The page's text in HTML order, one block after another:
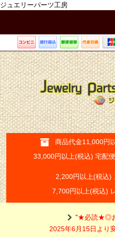
ジュエリーパーツ工房
商品代金11,000円
33,000円以上(税込) 宅配
2,200円以上(税込)
7,700円以上(税込)
"★必読★◎
2025年6月15日より